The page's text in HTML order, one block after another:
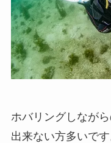
ホバリングしなが
出来ない方多いです